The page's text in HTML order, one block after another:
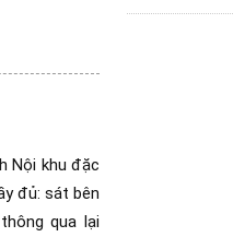
Nội khu đặc
đủ: sát bên
qua lại